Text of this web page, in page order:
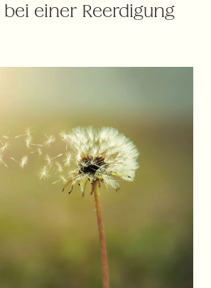
einer Reerdigung